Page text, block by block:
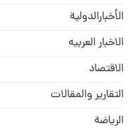
الأخبارالدولية
الاخبار العربيه
الاقتصاد
التقارير والمقالات
الریاضة